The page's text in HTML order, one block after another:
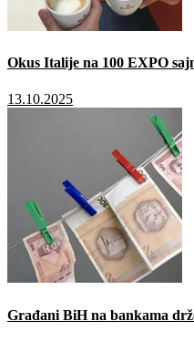
Okus Italije na 100 EXPO
13.10.2025
Građani BiH na bankama